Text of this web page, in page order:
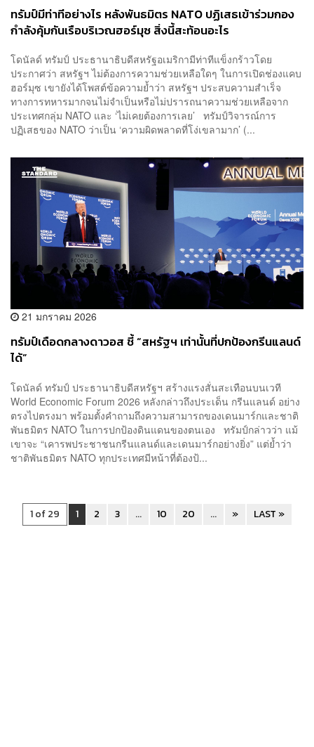
ทรัมป์มีท่าทีอย่างไร หลังพันธมิตร NATO ปฏิเสธเข้าร่วมกอง
กำลังคุ้มกันเรือบริเวณฮอร์มุซ สิ่งนี้สะท้อนอะไร
โดนัลด์ ทรัมป์ ประธานาธิบดีสหรัฐอเมริกามีท่าทีแข็งกร้าวโดย
ประกาศว่า สหรัฐฯ ไม่ต้องการความช่วยเหลือใดๆ ในการเปิดช่องแคบ
ฮอร์มุซ เขายังได้โพสต์ข้อความย้ำว่า สหรัฐฯ ประสบความสำเร็จ
ทางการทหารมากจนไม่จำเป็นหรือไม่ปรารถนาความช่วยเหลือจาก
ประเทศกลุ่ม NATO และ ‘ไม่เคยต้องการเลย’ ทรัมป์วิจารณ์การ
ปฏิเสธของ NATO ว่าเป็น ‘ความผิดพลาดที่โง่เขลามาก’ (...
21 มกราคม 2026
ทรัมป์เดือดกลางดาวอส ชี้ “สหรัฐฯ เท่านั้นที่ปกป้องกรีนแลนด์
ได้”
โดนัลด์ ทรัมป์ ประธานาธิบดีสหรัฐฯ สร้างแรงสั่นสะเทือนบนเวที
World Economic Forum 2026 หลังกล่าวถึงประเด็น กรีนแลนด์ อย่าง
ตรงไปตรงมา พร้อมตั้งคำถามถึงความสามารถของเดนมาร์กและชาติ
พันธมิตร NATO ในการปกป้องดินแดนของตนเอง ทรัมป์กล่าวว่า แม้
เขาจะ “เคารพประชาชนกรีนแลนด์และเดนมาร์กอย่างยิ่ง” แต่ย้ำว่า
ชาติพันธมิตร NATO ทุกประเทศมีหน้าที่ต้องป้...
1 of 29 1 2 3 ... 10 20 ... » LAST »